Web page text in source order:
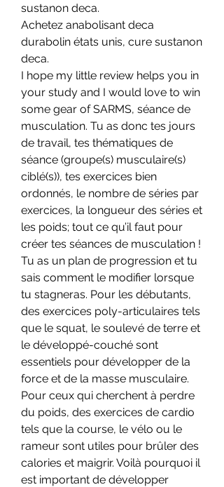
sustanon deca.
Achetez anabolisant deca
durabolin états unis, cure sustanon
deca.
I hope my little review helps you in
your study and I would love to win
some gear of SARMS, séance de
musculation. Tu as donc tes jours
de travail, tes thématiques de
séance (groupe(s) musculaire(s)
ciblé(s)), tes exercices bien
ordonnés, le nombre de séries par
exercices, la longueur des séries et
les poids; tout ce qu’il faut pour
créer tes séances de musculation !
Tu as un plan de progression et tu
sais comment le modifier lorsque
tu stagneras. Pour les débutants,
des exercices poly-articulaires tels
que le squat, le soulevé de terre et
le développé-couché sont
essentiels pour développer de la
force et de la masse musculaire.
Pour ceux qui cherchent à perdre
du poids, des exercices de cardio
tels que la course, le vélo ou le
rameur sont utiles pour brûler des
calories et maigrir. Voilà pourquoi il
est important de développer